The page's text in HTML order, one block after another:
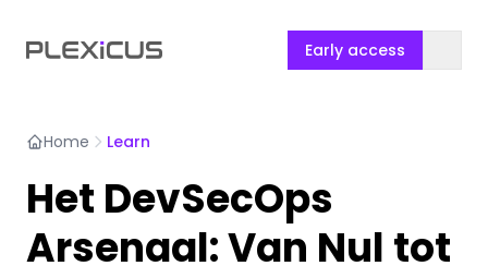
Early access
Home Learn
Het DevSecOps
Arsenaal: Van Nul tot